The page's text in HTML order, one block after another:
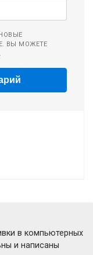
ВЫ МОЖЕТЕ
в компьютерных
и написаны